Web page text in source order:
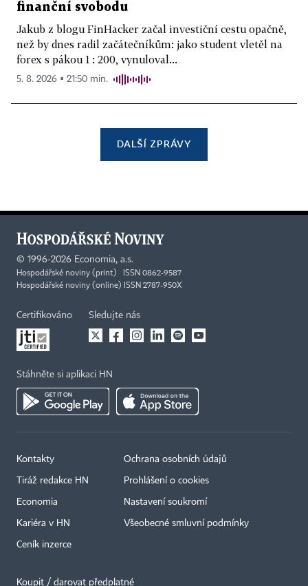
finanční svobodu
Jakub z blogu FinHacker začal investiční cestu opačně,
než by dnes radil začátečníkům: jako student vletěl na
forex s pákou 1 : 200, vynuloval...
5. 8. 2026 ▪ 21:50 min.
DALŠÍ ZPRÁVY
© 1996-2026 Economia, a.s.
Hospodářské noviny (print) ISSN 0862-9587
Hospodářské noviny (online) ISSN 2787-950X
Certifikováno Sledujte nás
Stáhněte si aplikaci HN
Kontakty
Tiráž redakce HN
Economia
Kariéra v HN
Ceník inzerce
Ochrana osobních údajů
Prohlášení o cookies
Nastavení soukromí
Všeobecné smluvní podmínky
Koupit / darovat předplatné